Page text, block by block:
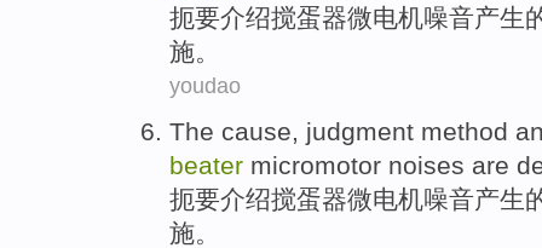
扼要介绍搅蛋器微电机噪音产生
施。
youdao
The cause, judgment method
beater micromotor noises are
扼要介绍搅蛋器微电机噪音产生
施。